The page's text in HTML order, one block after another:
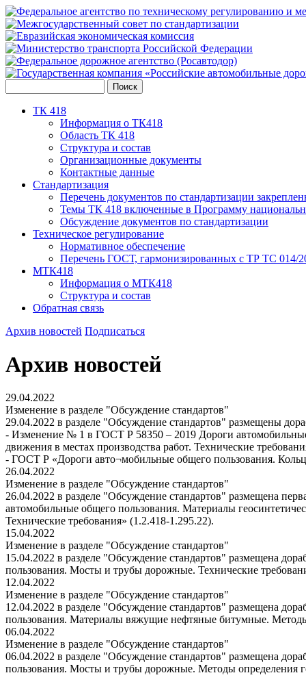
ТК 418
Информация о ТК418
Область ТК 418
Структура и состав
Организационные документы
Контактные данные
Стандартизация
Перечень документов по стандартизации
Темы ТК 418 включенные в Программу
Обсуждение документов по стандартизации
Техническое регулирование
Нормативное обеспечение
Перечень ГОСТ, гармонизированных с ТР ТС 014/
МТК418
Информация о МТК418
Структура и состав
Обратная связь
Архив новостей Подписаться
Архив новостей
29.04.2022
Изменение в разделе "Обсуждение стандартов"
29.04.2022 в разделе "Обсуждение стандартов" размещены
- Изменение № 1 в ГОСТ Р 58350 – 2019 Дороги
движения в местах производства работ. Технические
- ГОСТ Р «Дороги авто¬мобильные общего пользования.
26.04.2022
Изменение в разделе "Обсуждение стандартов"
26.04.2022 в разделе "Обсуждение стандартов" размещена
автомобильные общего пользования. Материалы
Технические требования» (1.2.418-1.295.22).
15.04.2022
Изменение в разделе "Обсуждение стандартов"
15.04.2022 в разделе "Обсуждение стандартов" размещена
пользования. Мосты и трубы дорожные. Технические
12.04.2022
Изменение в разделе "Обсуждение стандартов"
12.04.2022 в разделе "Обсуждение стандартов" размещена
пользования. Материалы вяжущие нефтяные битумные.
06.04.2022
Изменение в разделе "Обсуждение стандартов"
06.04.2022 в разделе "Обсуждение стандартов" размещена
пользования. Мосты и трубы дорожные. Методы определения